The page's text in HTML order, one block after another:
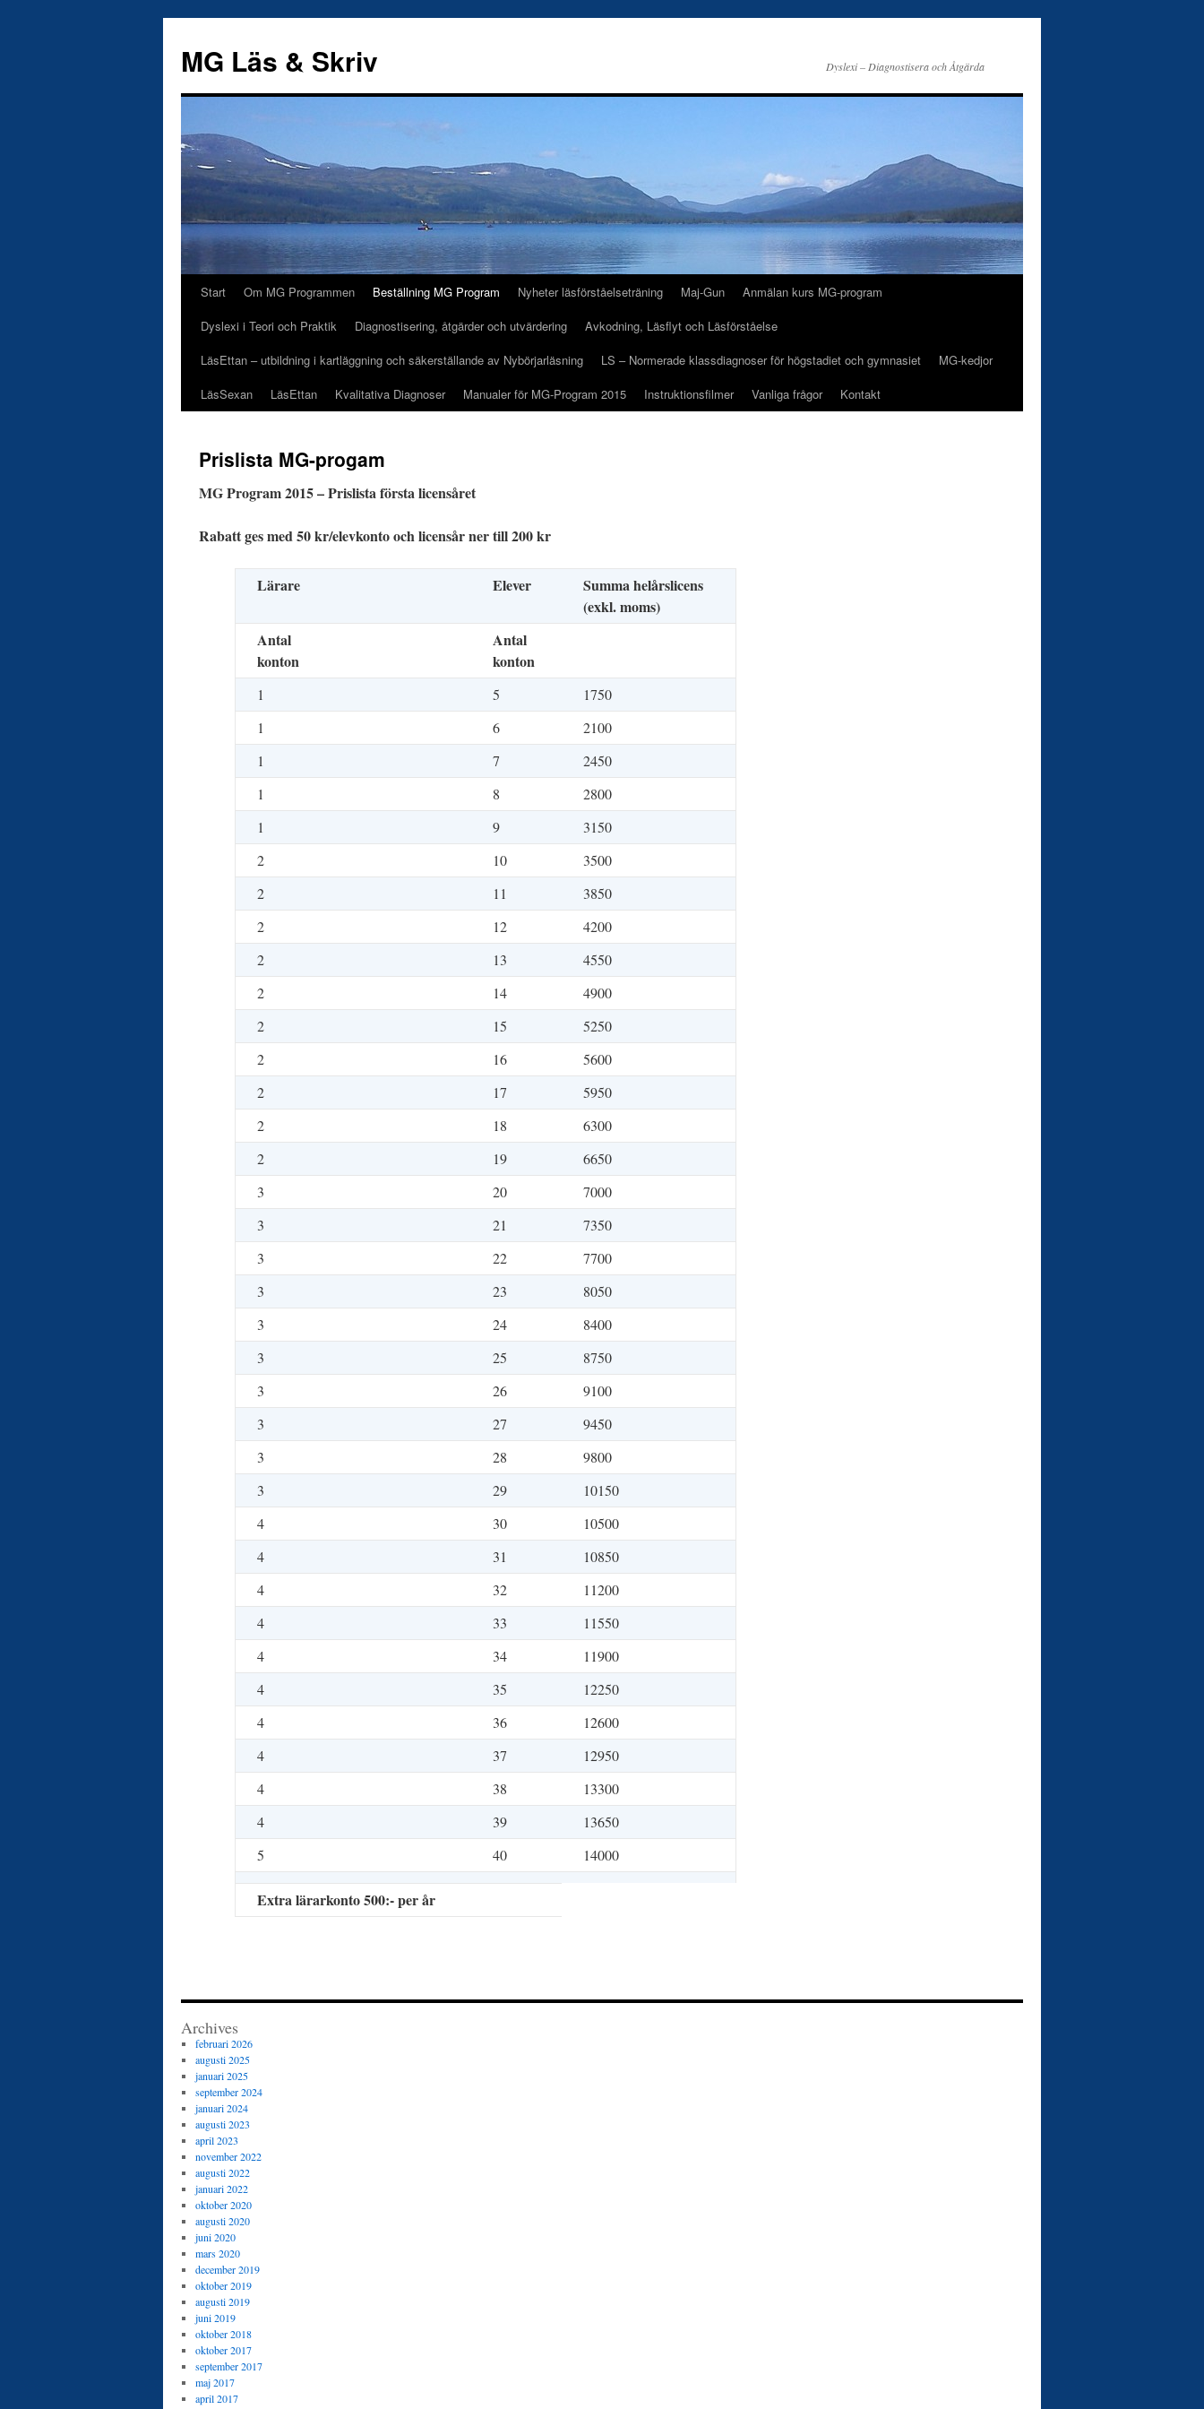
innehåll
MG Läs & Skriv Dyslexi – Diagnostisera och Åtgärda
Start Om MG Programmen Beställning MG Program Nyheter läsförståelseträning Maj-Gun
Anmälan kurs MG-program
Dyslexi i Teori och Praktik
Diagnostisering, åtgärder och utvärdering
Avkodning, Läsflyt och Läsförståelse
LäsEttan – utbildning i kartläggning och säkerställande av Nybörjarläsning
LS – Normerade klassdiagnoser för högstadiet och gymnasiet
MG-kedjor
LäsSexan
LäsEttan Kvalitativa Diagnoser Manualer för MG-Program 2015 Instruktionsfilmer Vanliga frågor Kontakt
Prislista MG-progam
MG Program 2015 – Prislista första licensåret
Rabatt ges med 50 kr/elevkonto och licensår ner till 200 kr
Lärare Elever
Summa helårslicens
(exkl. moms)
Antal
konton
Antal
konton
1 5
1750
1
6
2100
1
7
2450
1
8
2800
1
9
3150
2
10
3500
2
11
3850
2
12
4200
2
13
4550
2
14
4900
2
15
5250
2
16
5600
2
17
5950
2
18
6300
2
19
6650
3
20
7000
3
21
7350
3
22
7700
3
23
8050
3
24
8400
3
25
8750
3
26
9100
3
27
9450
3
28
9800
3
29
10150
4
30
10500
4
31
10850
4
32
11200
4
33
11550
4
34
11900
4
35
12250
4
36
12600
4
37
12950
4
38
13300
4
39
13650
5
40 14000
Extra lärarkonto 500:- per år
Archives
februari 2026
augusti 2025
januari 2025
september 2024
januari 2024
augusti 2023
april 2023
november 2022
augusti 2022
januari 2022
oktober 2020
augusti 2020
juni 2020
mars 2020
december 2019
oktober 2019
augusti 2019
juni 2019
oktober 2018
oktober 2017
september 2017
maj 2017
april 2017